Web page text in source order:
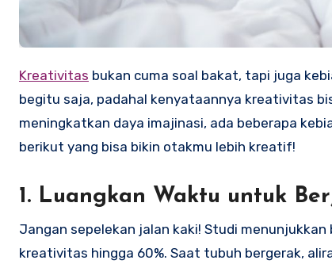
Kreativitas bukan cuma soal bakat, tapi juga
begitu saja, padahal kenyataannya kreativitas
meningkatkan daya imajinasi, ada beberapa
berikut yang bisa bikin otakmu lebih kreatif!
1. Luangkan Waktu untuk
Jangan sepelekan jalan kaki! Studi
kreativitas hingga 60%. Saat tubuh bergerak,